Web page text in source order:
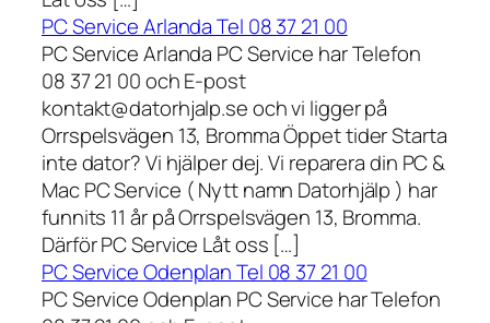
PC Service Arlanda Tel 08 37 21 00
PC Service Arlanda PC Service har Telefon
08 37 21 00 och E-post
kontakt@datorhjalp.se och vi ligger på
Orrspelsvägen 13, Bromma Öppet tider Starta
inte dator? Vi hjälper dej. Vi reparera din PC &
Mac PC Service ( Nytt namn Datorhjälp ) har
funnits 11 år på Orrspelsvägen 13, Bromma.
Därför PC Service Låt oss […]
PC Service Odenplan Tel 08 37 21 00
PC Service Odenplan PC Service har Telefon